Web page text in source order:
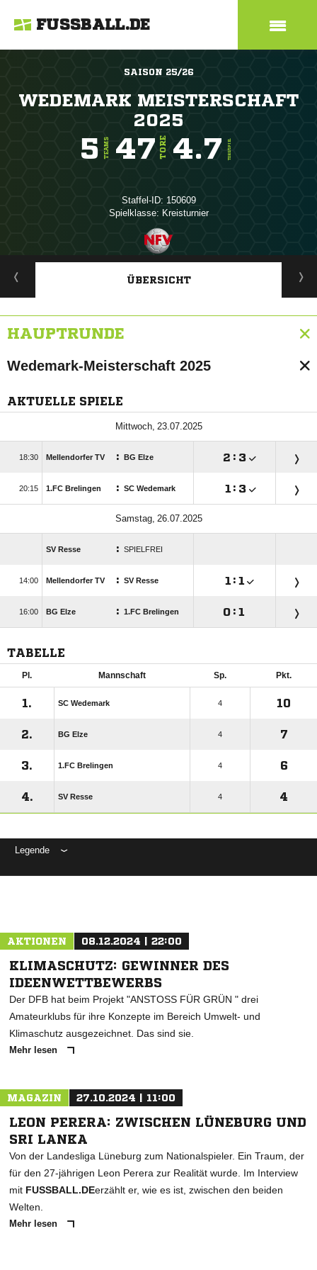
FUSSBALL.DE
SAISON 25/26
WEDEMARK MEISTERSCHAFT
2025
5 TEAMS 47 TORE 4.7 TORE/SPIEL
Staffel-ID: 150609
Spielklasse: Kreisturnier
ANZEIGE
ÜBERSICHT
HAUPTRUNDE
Wedemark-Meisterschaft 2025
AKTUELLE SPIELE
 
 Mellendorfer TV : BG Elze  : 
 1.FC Brelingen : SC Wedemark  : 
 
SV Resse : SPIELFREI
 Mellendorfer TV : SV Resse  : 
 BG Elze : 1.FC Brelingen  : 
TABELLE
Pl. Mannschaft Sp. Pkt.
1. SC Wedemark 4 10
2. BG Elze 4 7
3. 1.FC Brelingen 4 6
4. SV Resse 4 4
Legende
AKTIONEN 08.12.2024 | 22:00
KLIMASCHUTZ: GEWINNER DES
IDEENWETTBEWERBS
Der DFB hat beim Projekt "ANSTOSS FÜR GRÜN " drei
Amateurklubs für ihre Konzepte im Bereich Umwelt- und
Klimaschutz ausgezeichnet. Das sind sie.
Mehr lesen
MAGAZIN 27.10.2024 | 11:00
LEON PERERA: ZWISCHEN LÜNEBURG UND
SRI LANKA
Von der Landesliga Lüneburg zum Nationalspieler. Ein Traum, der
für den 27-jährigen Leon Perera zur Realität wurde. Im Interview
mit FUSSBALL.DEerzählt er, wie es ist, zwischen den beiden
Welten.
Mehr lesen